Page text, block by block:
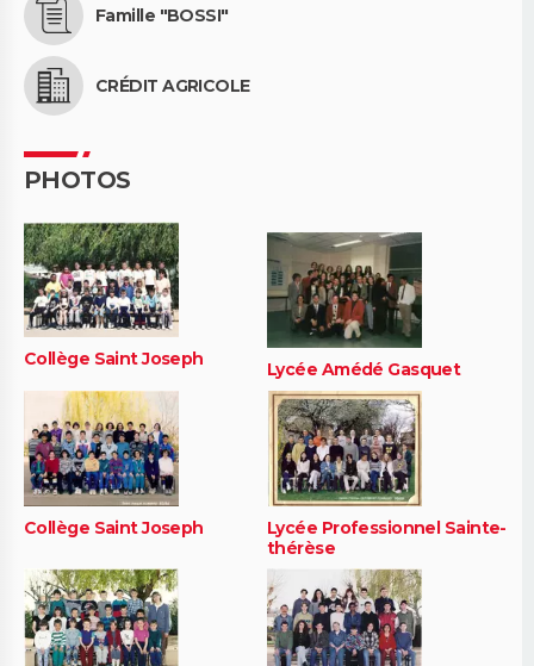
Famille "BOSSI"
CRÉDIT AGRICOLE
PHOTOS
Collège Saint Joseph Lycée Amédé Gasquet
Collège Saint Joseph
Lycée Professionnel Sainte-
thérèse